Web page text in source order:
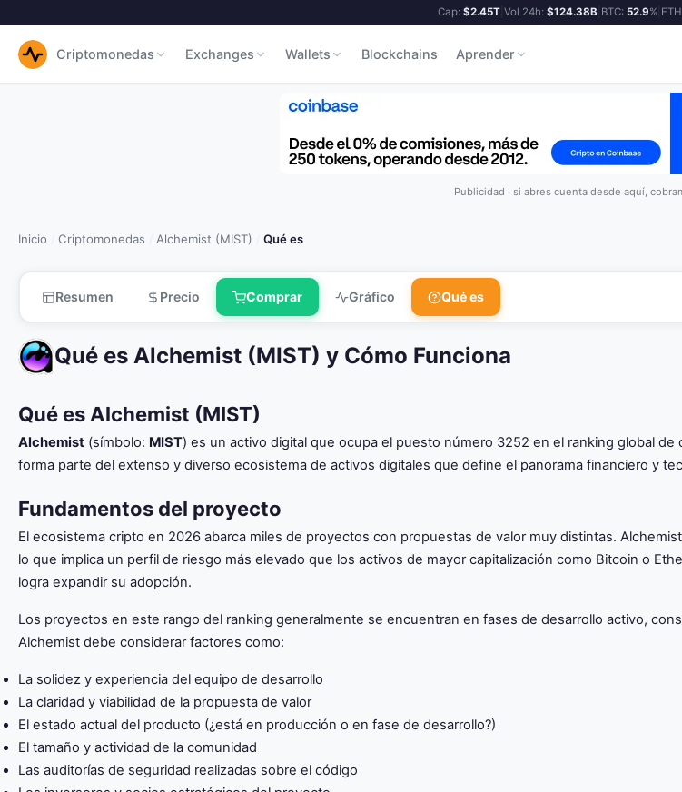
Cap: $2.45T| Vol 24h: $124.38B| BTC: 52.9%|
Criptomonedas Exchanges Wallets Blockchains Aprender
Publicidad · si abres cuenta desde aquí,
Inicio Criptomonedas Alchemist (MIST) Qué es
Resumen Precio Comprar Gráfico Qué es
Qué es Alchemist (MIST) y Cómo Funciona
Qué es Alchemist (MIST)
Alchemist (símbolo: MIST) es un activo digital que ocupa el puesto número 3252 en el ranking global
forma parte del extenso y diverso ecosistema de activos digitales que define el panorama financiero y
Fundamentos del proyecto
El ecosistema cripto en 2026 abarca miles de proyectos con propuestas de valor muy distintas.
lo que implica un perfil de riesgo más elevado que los activos de mayor capitalización como Bitcoin o
logra expandir su adopción.
Los proyectos en este rango del ranking generalmente se encuentran en fases de desarrollo activo,
Alchemist debe considerar factores como:
La solidez y experiencia del equipo de desarrollo
La claridad y viabilidad de la propuesta de valor
El estado actual del producto (¿está en producción o en fase de desarrollo?)
El tamaño y actividad de la comunidad
Las auditorías de seguridad realizadas sobre el código